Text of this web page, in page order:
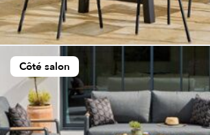
Côté salon